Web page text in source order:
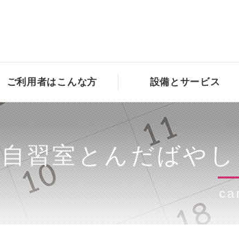
ご利用者はこんな方 設備とサービス
自習室とんだばや